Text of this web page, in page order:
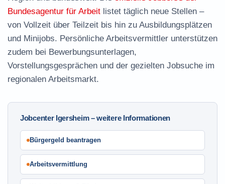
Bundesagentur für Arbeit listet täglich neue Stellen –
von Vollzeit über Teilzeit bis hin zu Ausbildungsplätzen
und Minijobs. Persönliche Arbeitsvermittler unterstützen
zudem bei Bewerbungsunterlagen,
Vorstellungsgesprächen und der gezielten Jobsuche im
regionalen Arbeitsmarkt.
Jobcenter Igersheim – weitere Informationen
Bürgergeld beantragen
Arbeitsvermittlung